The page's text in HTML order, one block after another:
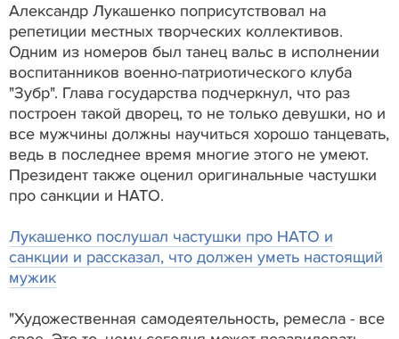
Александр Лукашенко поприсутствовал на
репетиции местных творческих коллективов.
Одним из номеров был танец вальс в исполнении
воспитанников военно-патриотического клуба
"Зубр". Глава государства подчеркнул, что раз
построен такой дворец, то не только девушки, но и
все мужчины должны научиться хорошо танцевать,
ведь в последнее время многие этого не умеют.
Президент также оценил оригинальные частушки
про санкции и НАТО.
Лукашенко послушал частушки про НАТО и
санкции и рассказал, что должен уметь настоящий
мужик
"Художественная самодеятельность, ремесла - все